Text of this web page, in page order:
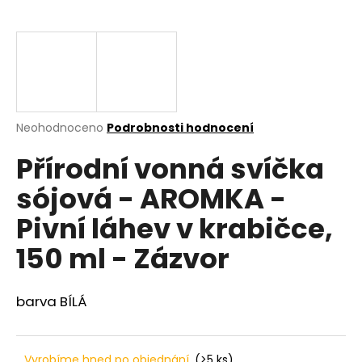
Průměrné
produktu
je
z
5
hvězdiček.
Neohodnoceno Podrobnosti hodnocení
Přírodní vonná svíčka
sójová - AROMKA -
Pivní láhev v krabičce,
150 ml - Zázvor
barva BÍLÁ
j
?
HLEDAT
D
o
p
o